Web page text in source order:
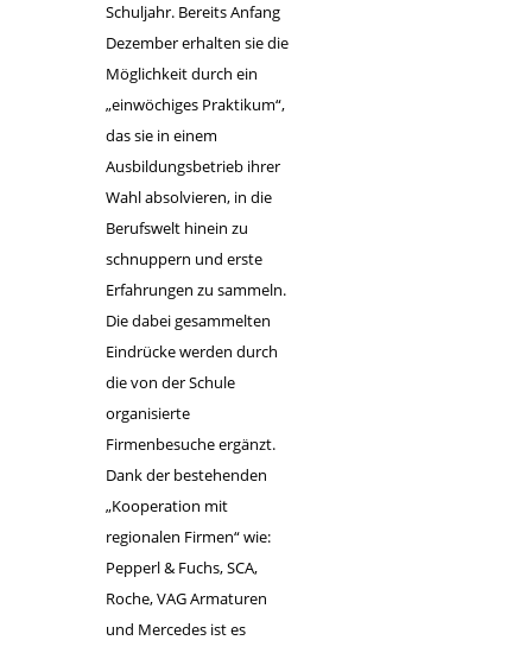
Schuljahr. Bereits Anfang
Dezember erhalten sie die
Möglichkeit durch ein
„einwöchiges Praktikum“,
das sie in einem
Ausbildungsbetrieb ihrer
Wahl absolvieren, in die
Berufswelt hinein zu
schnuppern und erste
Erfahrungen zu sammeln.
Die dabei gesammelten
Eindrücke werden durch
die von der Schule
organisierte
Firmenbesuche ergänzt.
Dank der bestehenden
„Kooperation mit
regionalen Firmen“ wie:
Pepperl & Fuchs, SCA,
Roche, VAG Armaturen
und Mercedes ist es